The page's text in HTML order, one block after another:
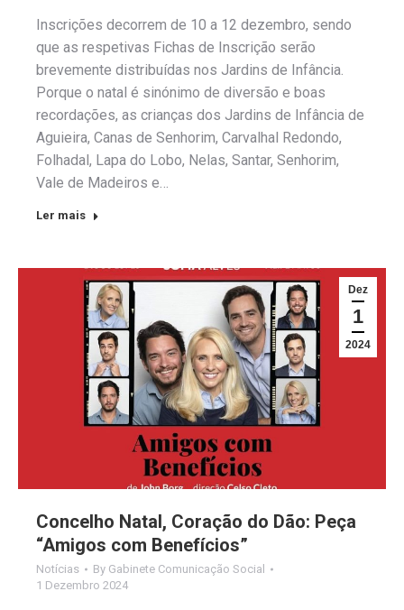
Inscrições decorrem de 10 a 12 dezembro, sendo
que as respetivas Fichas de Inscrição serão
brevemente distribuídas nos Jardins de Infância.
Porque o natal é sinónimo de diversão e boas
recordações, as crianças dos Jardins de Infância de
Aguieira, Canas de Senhorim, Carvalhal Redondo,
Folhadal, Lapa do Lobo, Nelas, Santar, Senhorim,
Vale de Madeiros e…
Ler mais
Dez
1
2024
Concelho Natal, Coração do Dão: Peça
“Amigos com Benefícios”
Notícias By Gabinete Comunicação Social
1 Dezembro 2024